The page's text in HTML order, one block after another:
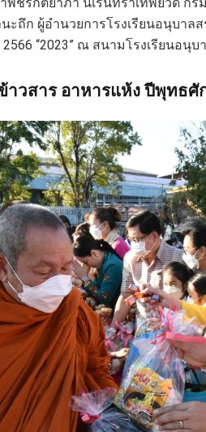
ะถึก ผู้อำนวยการโรงเรียนอนุบาล
“2023” ณ สนามโรงเรียนอนุบ
วสาร อาหารแห้ง ปีพุทธศั